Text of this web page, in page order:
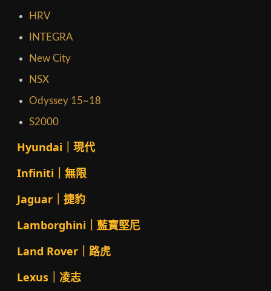
HRV
INTEGRA
New City
NSX
Odyssey 15~18
S2000
Hyundai｜現代
Infiniti｜無限
Jaguar｜捷豹
Lamborghini｜藍寶堅尼
Land Rover｜路虎
Lexus｜凌志